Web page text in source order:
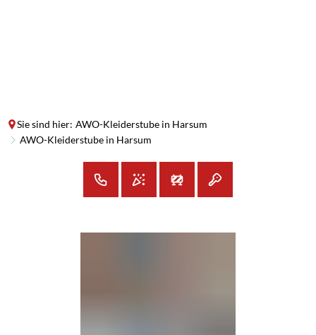
Sie sind hier: AWO-Kleiderstube in Harsum
AWO-Kleiderstube in Harsum